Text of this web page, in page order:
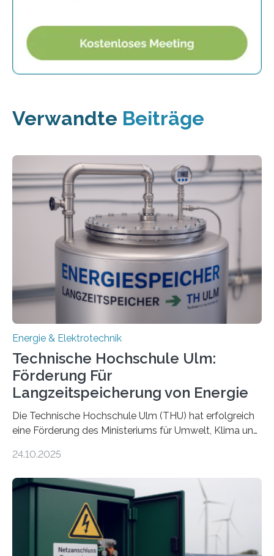
Verwandte Beiträge
Energie & Elektrotechnik
Technische Hochschule Ulm:
Förderung Für
Langzeitspeicherung von Energie
Die Technische Hochschule Ulm (THU) hat erfolgreich
eine Förderung des Ministeriums für Umwelt, Klima und
Forschungsprojekt „LAGER – Langzeitspeicherung in
Quartieren“ eingeworben. Ziel des Projekts ist die
Entwicklung, Erprobung und Demonstration von
Konzepten zur langfristigen Energiespeicherung in
sektorübergreifend vernetzten Energiesystemen. Das
Projekt startete am 15. Oktober 2025, hat eine Laufzeit
24.10.2025